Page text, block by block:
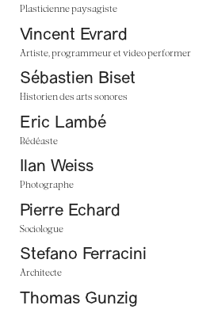
Plasticienne paysagiste
Vincent Evrard
Artiste, programmeur et video performer
Sébastien Biset
Historien des arts sonores
Eric Lambé
Bédéaste
Ilan Weiss
Photographe
Pierre Echard
Sociologue
Stefano Ferracini
Architecte
Thomas Gunzig